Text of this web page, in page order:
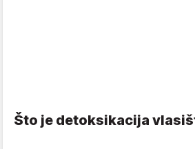
Što je detoksikacija